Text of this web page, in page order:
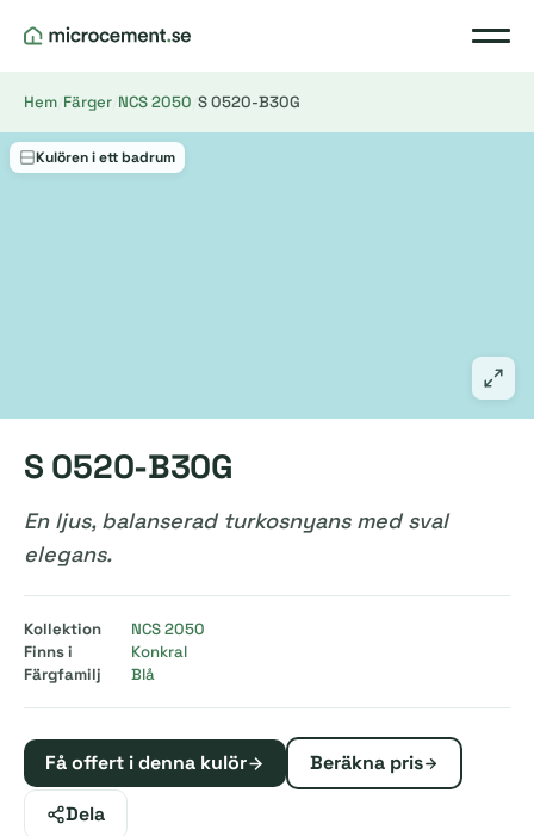
Hem Färger NCS 2050 S 0520-B30G
Kulören i ett badrum
S 0520-B30G
En ljus, balanserad turkosnyans med sval
elegans.
Kollektion
NCS 2050
Finns i
Konkral
Färgfamilj
Blå
Få offert i denna kulör Beräkna pris
Dela